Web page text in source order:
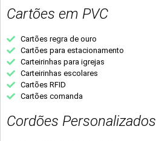
Cartões em PVC
Cartões regra de ouro
Cartões para estacionamento
Carteirinhas para igrejas
Carteirinhas escolares
Cartões RFID
Cartões comanda
Cordões Personalizados